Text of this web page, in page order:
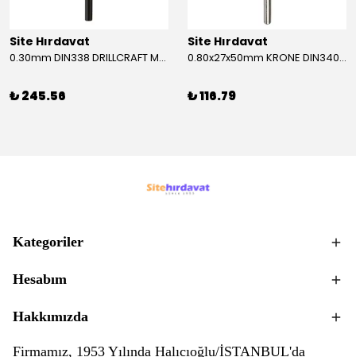
Site Hırdavat
0.30mm DIN338 DRILLCRAFT MATKAP UCU HSS 10 Adet
₺ 245.56
Site Hırdavat
0.80x27x50mm KRONE DIN340 UZUN MATKAP UCU HSS 10 Adet
₺ 116.79
Kategoriler
Hesabım
Hakkımızda
Firmamız, 1953 Yılında Halıcıoğlu/İSTANBUL'da